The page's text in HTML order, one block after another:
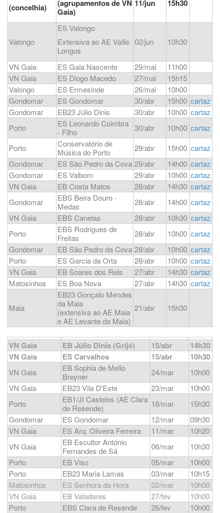
(concelhia)
(agrupamentos de VN
Gaia)
11/jun 15h30
Valongo
ES Valongo
Extensiva ao AE Vallis
Longus
02/jun 10h30
VN Gaia ES Gaia Nascente 29/mai
11h00
VN Gaia
ES Diogo Macedo 27/mai
15h15
Valongo
ES Ermesinde 26/mai
10h00
Gondomar
ES Gondomar 30/abr 15h00 cartaz
Gondomar
EB23 Júlio Dinis 30/abr 10h00 cartaz
Porto
ES Leonardo Coimbra
- Filho
30/abr 10h00 cartaz
Porto
Conservatório de
Música do Porto
29/abr 15h00 cartaz
Gondomar
ES São Pedro da Cova 29/abr 14h00 cartaz
Gondomar
ES Valbom 29/abr 10h00 cartaz
VN Gaia
EB Costa Matos 28/abr 14h30 cartaz
Gondomar
EBS Beira Douro -
Medas
28/abr 14h00 cartaz
VN Gaia
EBS Canelas 28/abr 10h30 cartaz
Porto
EBS Rodrigues de
Freitas
28/abr 10h00 cartaz
Gondomar
EB São Pedro da Cova 28/abr 10h00 cartaz
Porto
ES Garcia da Orta 28/abr 10h00 cartaz
VN Gaia
EB Soares dos Reis 27/abr 14h30 cartaz
Matosinhos
ES Boa Nova 27/abr 14h30 cartaz
Maia
EB23 Gonçalo Mendes
da Maia
(extensiva ao AE Maia
e AE Levante da Maia)
21/abr 15h30
VN Gaia EB Júlio Dinis (Grijó) 15/abr
14h30
VN Gaia
ES Carvalhos 15/abr 10h30
VN Gaia
EB Sophia de Mello
Breyner
24/mar
10h00
VN Gaia
EB23 Vila D'Este 23/mar
10h00
Porto
EB1/JI Castelos (AE Clara
de Resende)
18/mar
15h30
Gondomar
ES Gondomar 12/mar
09h30
VN Gaia
ES Arq. Oliveira Ferreira 11/mar
10h20
VN Gaia
EB Escultor António
Fernandes de Sá
06/mar
10h30
Porto
EB Viso 05/mar
10h00
Porto
EB23 Maria Lamas 03/mar
10h15
Matosinhos
ES Senhora da Hora 02/mar
10h00
VN Gaia
EB Valadares 27/fev
10h00
Porto
EBS Clara de Resende 26/fev
10h00